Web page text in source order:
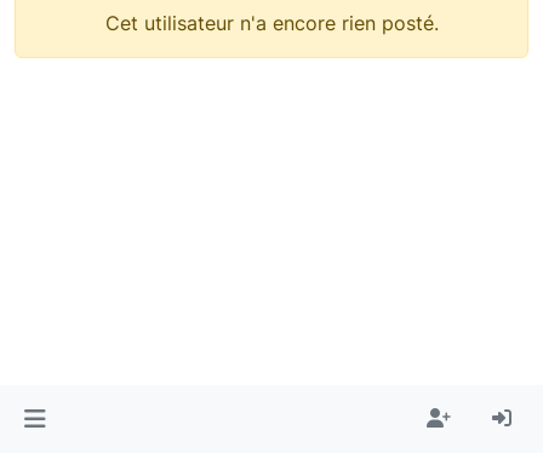
Cet utilisateur n'a encore rien posté.